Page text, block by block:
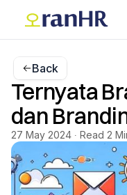
Back
Ternyata
dan
27 May 2024 ∙ Read 2